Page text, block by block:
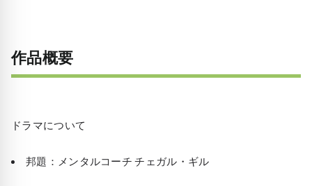
作品概要
ドラマについて
邦題：メンタルコーチ チェガル・ギル